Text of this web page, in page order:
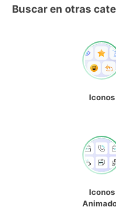
Buscar en otras
Iconos
Iconos